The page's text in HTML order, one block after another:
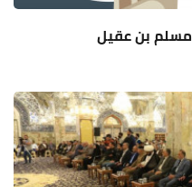
مسلم بن عقيل